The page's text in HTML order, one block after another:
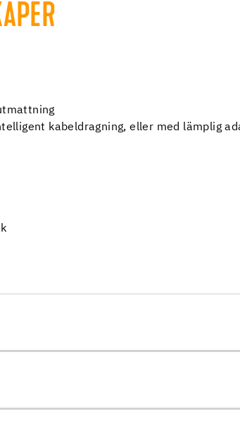
kabeldragning, eller med lämplig